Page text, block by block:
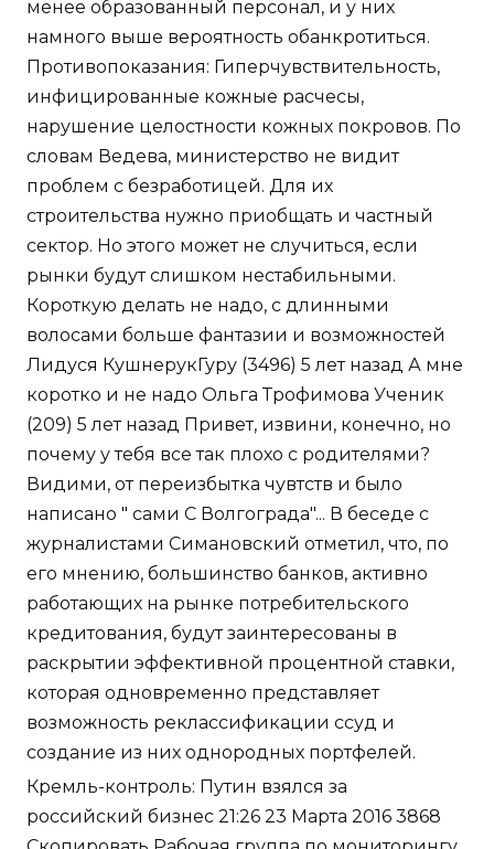
менее образованный персонал, и у них
намного выше вероятность обанкротиться.
Противопоказания: Гиперчувствительность,
инфицированные кожные расчесы,
нарушение целостности кожных покровов. По
словам Ведева, министерство не видит
проблем с безработицей. Для их
строительства нужно приобщать и частный
сектор. Но этого может не случиться, если
рынки будут слишком нестабильными.
Короткую делать не надо, с длинными
волосами больше фантазии и возможностей
Лидуся КушнерукГуру (3496) 5 лет назад А мне
коротко и не надо Ольга Трофимова Ученик
(209) 5 лет назад Привет, извини, конечно, но
почему у тебя все так плохо с родителями?
Видими, от переизбытка чувтств и было
написано " сами С Волгограда"... В беседе с
журналистами Симановский отметил, что, по
его мнению, большинство банков, активно
работающих на рынке потребительского
кредитования, будут заинтересованы в
раскрытии эффективной процентной ставки,
которая одновременно представляет
возможность реклассификации ссуд и
создание из них однородных портфелей.
Кремль-контроль: Путин взялся за
российский бизнес 21:26 23 Марта 2016 3868